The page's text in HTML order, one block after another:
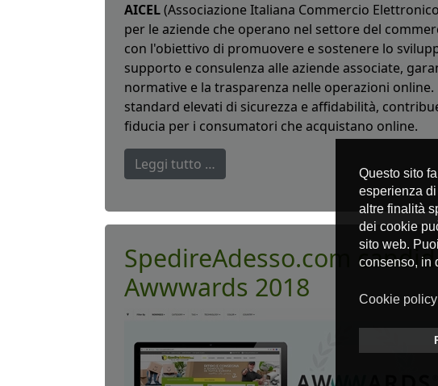
AICEL(Associazione Italiana Commercio
per le aziende che operano nel settore del
con l'obiettivo di promuovere e sostenere lo
supporto e consulenza alle aziende associate,
normative e la trasparenza nelle operazioni
standard elevati di sicurezza e affidabilità,
fiducia per i consumatori che acquistano online.
Leggi tutto …
SpedireAdesso.com
Awwwards 2018